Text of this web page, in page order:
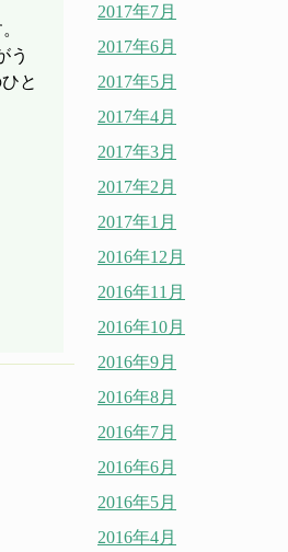
う
と
2017年7月
2017年6月
2017年5月
2017年4月
2017年3月
2017年2月
2017年1月
2016年12月
2016年11月
2016年10月
2016年9月
2016年8月
2016年7月
2016年6月
2016年5月
2016年4月